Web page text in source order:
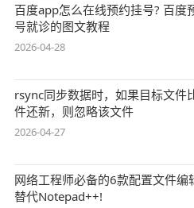
百度app怎么在线预约挂号? 百度
号就诊的图文教程
2026-04-28
rsync同步数据时，如果目标文件
件还新，则忽略该文件
2026-04-27
网络工程师必备的6款配置文件编
替代Notepad++!